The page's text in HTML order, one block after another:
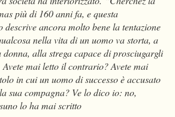
più di 160 anni fa, e questa
descrive ancora molto bene la tentazione
nella vita di un uomo va storta, a
alla strega capace di prosciugargli
mai letto il contrario? Avete mai
in cui un uomo di successo è accusato
sua compagna? Ve lo dico io: no,
lo ha mai scritto